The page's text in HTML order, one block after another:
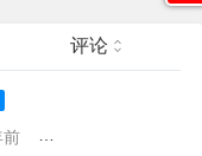
唐山 潍坊
江门 惠州 肇庆
中
灯塔瓴科
评论
前